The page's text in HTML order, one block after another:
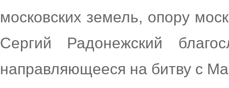
московских земель, опору
Сергий Радонежский
направляющееся на битву с